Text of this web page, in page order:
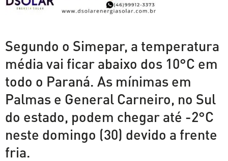
Segundo o Simepar, a temperatura
média vai ficar abaixo dos 10°C em
todo o Paraná. As mínimas em
Palmas e General Carneiro, no Sul
do estado, podem chegar até -2°C
neste domingo (30) devido a frente
fria.